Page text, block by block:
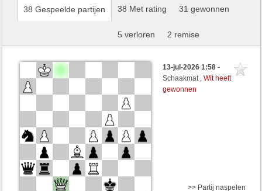
38 Gespeelde partijen 38 Met rating 31 gewonnen
5 verloren 2 remise
13-jul-2026 1:58-
Schaakmat ,Wit heeft
gewonnen
>> Partij naspelen